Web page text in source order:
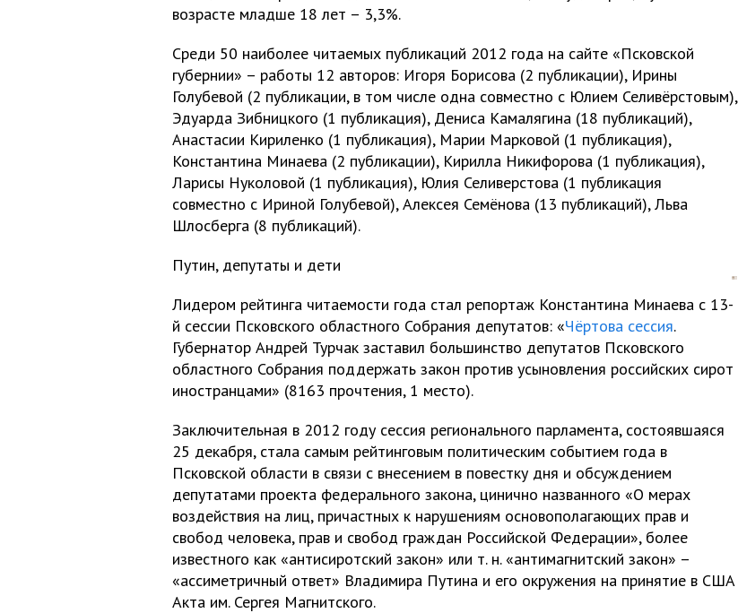
возрасте младше 18 лет – 3,3%.
Среди 50 наиболее читаемых публикаций 2012 года на сайте «Псковской
губернии» – работы 12 авторов: Игоря Борисова (2 публикации), Ирины
Голубевой (2 публикации, в том числе одна совместно с Юлием Селивёрстовым),
Эдуарда Зибницкого (1 публикация), Дениса Камалягина (18 публикаций),
Анастасии Кириленко (1 публикация), Марии Марковой (1 публикация),
Константина Минаева (2 публикации), Кирилла Никифорова (1 публикация),
Ларисы Нуколовой (1 публикация), Юлия Селиверстова (1 публикация
совместно с Ириной Голубевой), Алексея Семёнова (13 публикаций), Льва
Шлосберга (8 публикаций).
Путин, депутаты и дети
Лидером рейтинга читаемости года стал репортаж Константина Минаева с 13-
й сессии Псковского областного Собрания депутатов: «Чёртова сессия.
Губернатор Андрей Турчак заставил большинство депутатов Псковского
областного Собрания поддержать закон против усыновления российских сирот
иностранцами» (8163 прочтения, 1 место).
Заключительная в 2012 году сессия регионального парламента, состоявшаяся
25 декабря, стала самым рейтинговым политическим событием года в
Псковской области в связи с внесением в повестку дня и обсуждением
депутатами проекта федерального закона, цинично названного «О мерах
воздействия на лиц, причастных к нарушениям основополагающих прав и
свобод человека, прав и свобод граждан Российской Федерации», более
известного как «антисиротский закон» или т. н. «антимагнитский закон» –
«ассиметричный ответ» Владимира Путина и его окружения на принятие в США
Акта им. Сергея Магнитского.